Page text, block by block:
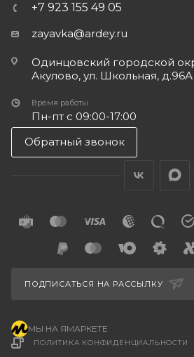
+7 923 155 49 05
zayavka@ardey.ru
Одинцовский городской
Акулово, ул. Школьная, д.96А
Время работы
Пн-пт с 09:00-17:00
Обратный звонок
ПОЛИТИКА КОНФИДЕНЦИАЛЬНОСТИ
ПОДПИСАТЬСЯ НА РАССЫЛКУ
МЫ НА ЯМАРКЕТЕ